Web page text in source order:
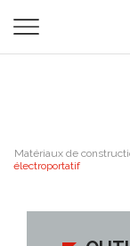
Matériaux de
électroportatif